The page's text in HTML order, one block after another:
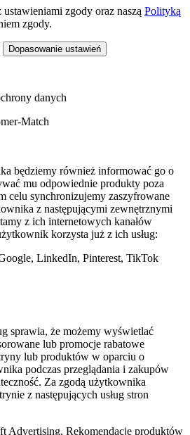
zgody oraz naszą Polityką
zgody.
Dopasowanie ustawień
danych
Match
będziemy również informować go o
mu odpowiednie produkty poza
celu synchronizujemy zaszyfrowane
z następującymi zewnętrznymi
z ich internetowych kanałów
korzysta już z ich usług:
LinkedIn, Pinterest, TikTok
sprawia, że możemy wyświetlać
lub promocje rabatowe
lub produktów w oparciu o
podczas przeglądania i zakupów
Za zgodą użytkownika
z następujących usług stron
Advertising, Rekomendacje produktów